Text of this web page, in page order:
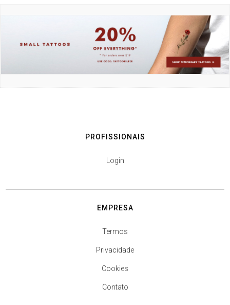
PROFISSIONAIS
Login
EMPRESA
Termos
Privacidade
Cookies
Contato